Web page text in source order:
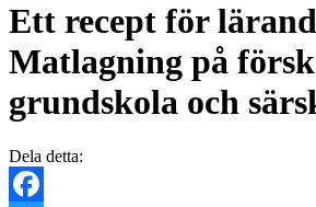
Ett recept för
Matlagning på
grundskola och
Dela detta: